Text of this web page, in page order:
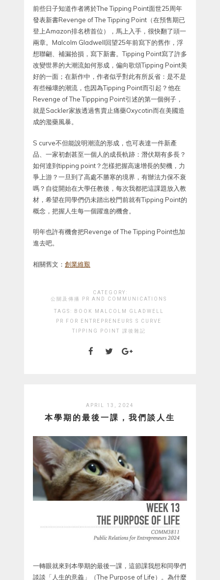
前些日子知道作者將於The Tipping Point面世25周年
發表新書Revenge of The Tipping Point（在預售期已
登上Amazon排名榜首位），馬上入手，很快翻了頭一
兩章。Malcolm Gladwell回望25年前寫下的舊作，浮
想聯翩、補漏拾損，寫下新書。Tipping Point寫了許多
改變世界的大潮流如何形成，偏向歌頌Tipping Point美
好的一面；在新作中，作者似乎對此有所反省：是不是
有些極壞的潮流，也因為Tipping Point而引起？他在
Revenge of The Tippping Point引述的第一個例子，
就是Sackler家族透過售賣止痛藥Oxycotin而在美國造
成的濫藥風暴。
S curve不但能說明潮流的形成，也可表達一件新產
品、一家初創甚至一個人的成長軌跡：潛伏期有多長？
如何達到tipping point？怎樣把握高速增長的契機，力
爭上游？一旦到了高處不勝寒的境界，有辦法力保不衰
嗎？自從開始在大學任教後，每次我都把這課題放入教
材，希望在同學們仍未踏出校門前就有Tipping Point的
概念，把握人生每一個躍進的機會。
明年也許有機會把Revenge of The Tipping Point也加
進去吧。
相關舊文： 創業維艱
CATEGORY:
公關及傳播 PR AND COMMUNICATIONS
TAGS: BOOK
MALCOLM GLADWELL
PR FOR ENTREPRENEURS
S CURVE
TIPPING POINT
課後雜記
APRIL 13, 2024
本學期的最後一課，我們談人生
一轉眼就來到本學期的最後一課，這節課我想和同學們
談談「人生的意義」（The Purpose of Life）。為什麼